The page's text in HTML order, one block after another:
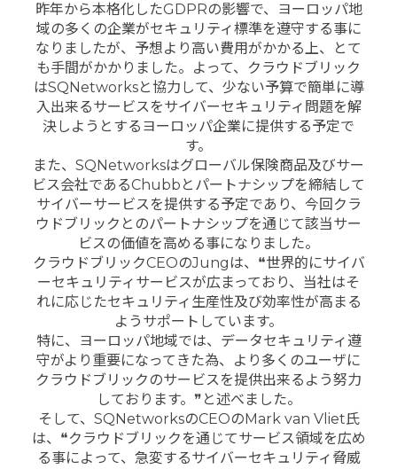
昨年から本格化したGDPRの影響で、ヨーロッパ地
域の多くの企業がセキュリティ標準を遵守する事に
なりましたが、予想より高い費用がかかる上、とて
も手間がかかりました。よって、クラウドブリック
はSQNetworksと協力して、少ない予算で簡単に導
入出来るサービスをサイバーセキュリティ問題を解
決しようとするヨーロッパ企業に提供する予定で
す。
また、SQNetworksはグローバル保険商品及びサー
ビス会社であるChubbとパートナシップを締結して
サイバーサービスを提供する予定であり、今回クラ
ウドブリックとのパートナシップを通じて該当サー
ビスの価値を高める事になりました。
クラウドブリックCEOのJungは、❝世界的にサイバ
ーセキュリティサービスが広まっており、当社はそ
れに応じたセキュリティ生産性及び効率性が高まる
ようサポートしています。
特に、ヨーロッパ地域では、データセキュリティ遵
守がより重要になってきた為、より多くのユーザに
クラウドブリックのサービスを提供出来るよう努力
しております。❞と述べました。
そして、SQNetworksのCEOのMark van Vliet氏
は、❝クラウドブリックを通じてサービス領域を広め
る事によって、急変するサイバーセキュリティ脅威